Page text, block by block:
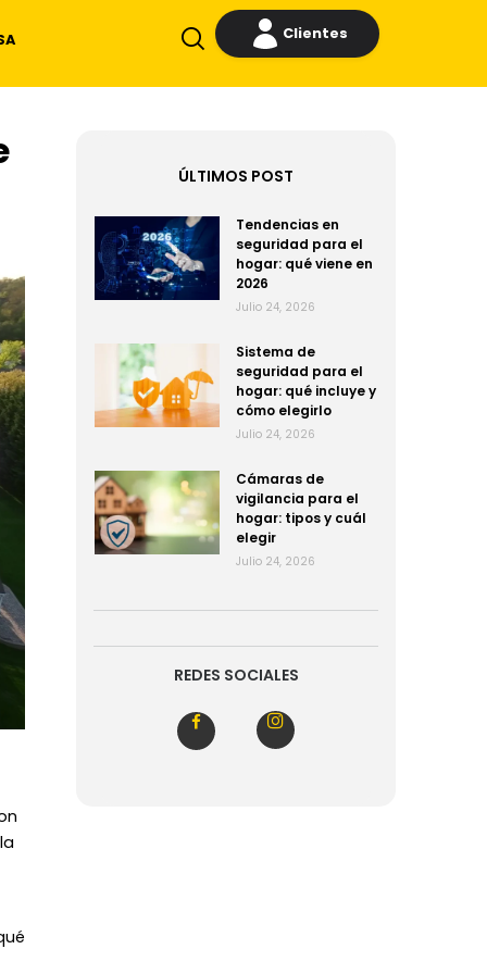
Clientes
ÚLTIMOS POST
Tendencias en
seguridad para el
hogar: qué viene en
2026
Julio 24, 2026
Sistema de
seguridad para el
hogar: qué incluye y
cómo elegirlo
Julio 24, 2026
Cámaras de
vigilancia para el
hogar: tipos y cuál
elegir
Julio 24, 2026
REDES SOCIALES